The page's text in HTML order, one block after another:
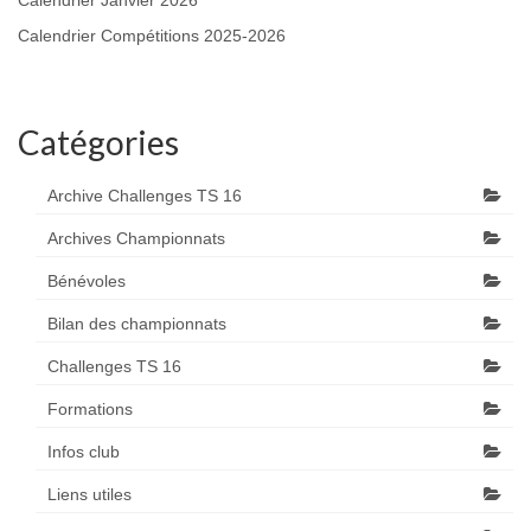
Calendrier Compétitions 2025-2026
Catégories
Archive Challenges TS 16
Archives Championnats
Bénévoles
Bilan des championnats
Challenges TS 16
Formations
Infos club
Liens utiles